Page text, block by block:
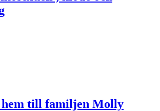
hem till familjen Molly